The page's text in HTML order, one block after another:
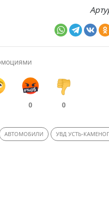
0 0
АВТОМОБИЛИ УВД УСТЬ-